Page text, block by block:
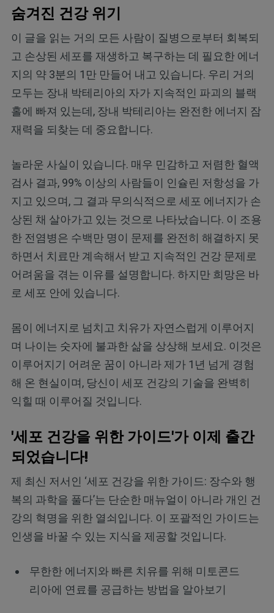
숨겨진 건강 위기
이 글을 읽는 거의 모든 사람이 질병으로부터 회복되
고 손상된 세포를 재생하고 복구하는 데 필요한 에너
지의 약 3분의 1만 만들어 내고 있습니다. 우리 거의
모두는 장내 박테리아의 자가 지속적인 파괴의 블랙
홀에 빠져 있는데, 장내 박테리아는 완전한 에너지 잠
재력을 되찾는 데 중요합니다.
놀라운 사실이 있습니다. 매우 민감하고 저렴한 혈액
검사 결과, 99% 이상의 사람들이 인슐린 저항성을 가
지고 있으며, 그 결과 무의식적으로 세포 에너지가 손
상된 채 살아가고 있는 것으로 나타났습니다. 이 조용
한 전염병은 수백만 명이 문제를 완전히 해결하지 못
하면서 치료만 계속해서 받고 지속적인 건강 문제로
어려움을 겪는 이유를 설명합니다. 하지만 희망은 바
로 세포 안에 있습니다.
몸이 에너지로 넘치고 치유가 자연스럽게 이루어지
며 나이는 숫자에 불과한 삶을 상상해 보세요. 이것은
이루어지기 어려운 꿈이 아니라 제가 1년 넘게 경험
해 온 현실이며, 당신이 세포 건강의 기술을 완벽히
익힐 때 이루어질 것입니다.
'세포 건강을 위한 가이드'가 이제 출간
되었습니다!
제 최신 저서인 ‘세포 건강을 위한 가이드: 장수와 행
복의 과학을 풀다’는 단순한 매뉴얼이 아니라 개인 건
강의 혁명을 위한 열쇠입니다. 이 포괄적인 가이드는
인생을 바꿀 수 있는 지식을 제공할 것입니다.
무한한 에너지와 빠른 치유를 위해 미토콘드
리아에 연료를 공급하는 방법을 알아보기